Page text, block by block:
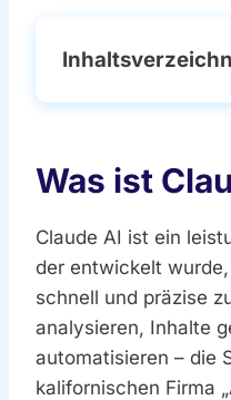
Was ist
Claude AI ist ein
der entwickelt
schnell und präzise
analysieren, Inhalte
automatisieren – die
kalifornischen Firma